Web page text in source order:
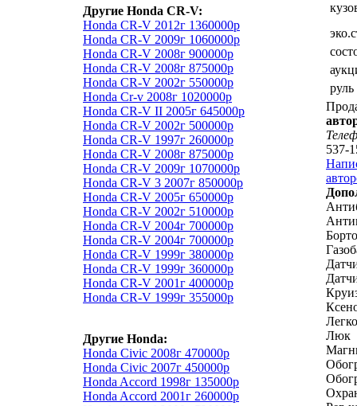
Другие Honda CR-V:
Honda CR-V 2012г 1360000р
Honda CR-V 2009г 1060000р
Honda CR-V 2008г 900000р
Honda CR-V 2008г 875000р
Honda CR-V 2002г 550000р
Honda Cr-v 2008г 1020000р
Honda CR-V II 2005г 645000р
Honda CR-V 2002г 500000р
Honda CR-V 1997г 260000р
Honda CR-V 2008г 875000р
Honda CR-V 2009г 1070000р
Honda CR-V 3 2007г 850000р
Honda CR-V 2005г 650000р
Honda CR-V 2002г 510000р
Honda CR-V 2004г 700000р
Honda CR-V 2004г 700000р
Honda CR-V 1999г 380000р
Honda CR-V 1999г 360000р
Honda CR-V 2001г 400000р
Honda CR-V 1999г 355000р
Другие Honda:
Honda Civic 2008г 470000р
Honda Civic 2007г 450000р
Honda Accord 1998г 135000р
Honda Accord 2001г 260000р
руль
537-
Люк